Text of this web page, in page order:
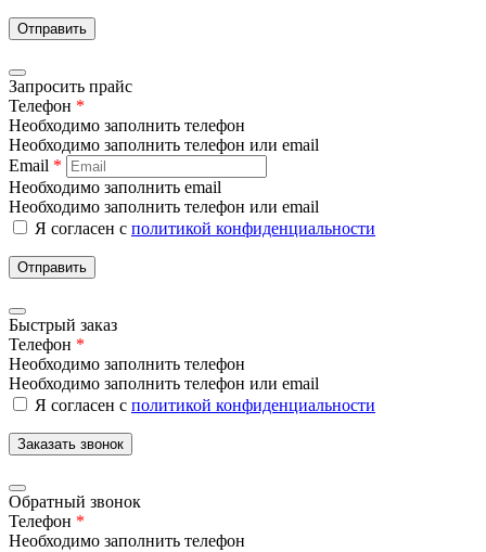
Отправить
Запросить прайс
Телефон *
Необходимо заполнить телефон
Необходимо заполнить телефон или email
Email *
Необходимо заполнить email
Необходимо заполнить телефон или email
Я согласен с политикой конфиденциальности
Отправить
Быстрый заказ
Телефон *
Необходимо заполнить телефон
Необходимо заполнить телефон или email
Я согласен с политикой конфиденциальности
Заказать звонок
Обратный звонок
Телефон *
Необходимо заполнить телефон